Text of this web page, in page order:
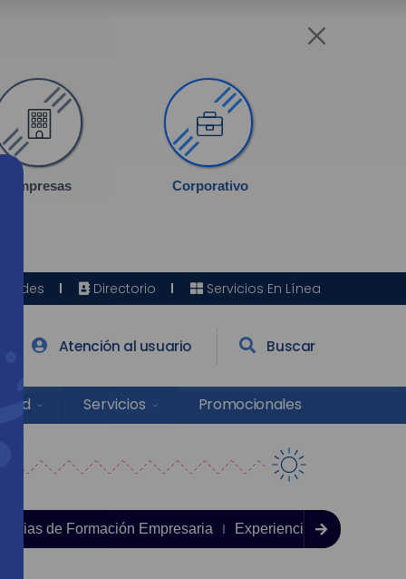
Empresas Corporativo
Sedes Directorio Servicios En Línea
Atención al usuario Buscar
Salud Servicios Promocionales
de Formación Empresaria Experiencias en Salud